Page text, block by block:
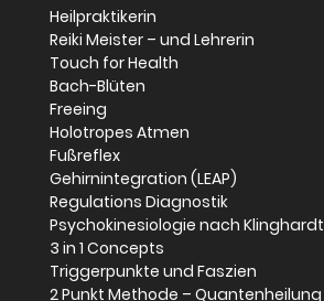
Heilpraktikerin
Reiki Meister – und Lehrerin
Touch for Health
Bach-Blüten
Freeing
Holotropes Atmen
Fußreflex
Gehirnintegration (LEAP)
Regulations Diagnostik
Psychokinesiologie nach Klinghardt
3 in 1 Concepts
Triggerpunkte und Faszien
2 Punkt Methode – Quantenheilung